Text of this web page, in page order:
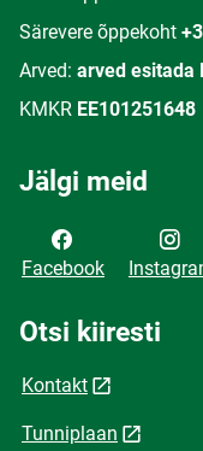
Särevere õppekoht
Arved: arved esitada
KMKR EE101251648
Jälgi meid
Facebook
Otsi kiiresti
Kontakt
Tunniplaan